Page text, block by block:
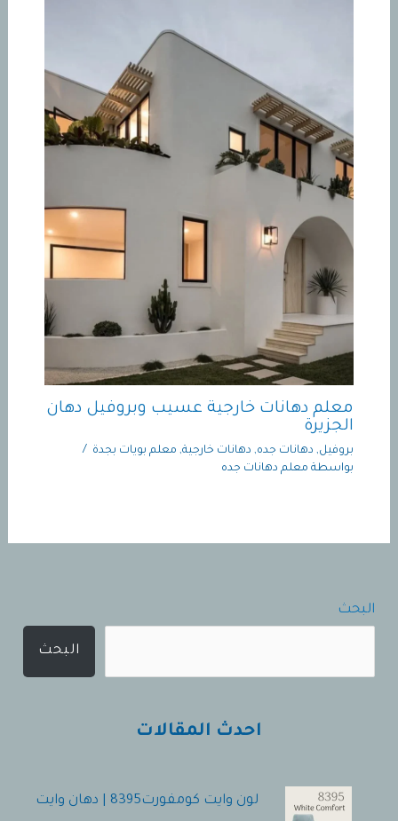
معلم دهانات خارجية عسيب وبروفيل دهان
الجزيرة
بروفيل, دهانات جده, دهانات خارجية, معلم بويات بجدة /
بواسطة معلم دهانات جده
البحث
البحث
احدث المقالات
لون وايت كومفورت8395 | دهان وايت